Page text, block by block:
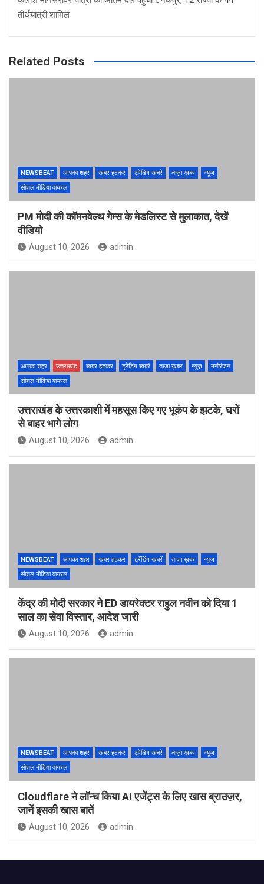
तीर्थयात्री शामिल
Related Posts
NEWSBEAT आपका शहर खबर हटकर ट्रेंडिंग खबरें ताज़ा ख़बर
न्यूज़
सोशल मीडिया वायरल
PM मोदी की कॉमनवेल्थ गेम्स के मेडलिस्ट से मुलाकात, देखें
वीडियो
August 10, 2026 admin
आपका शहर उत्तराखंड खबर हटकर ट्रेंडिंग खबरें ताज़ा ख़बर न्यूज़
मनोरंजन
सोशल मीडिया वायरल
उत्तराखंड के उत्तरकाशी में महसूस किए गए भूकंप के झटके, घरों
से बाहर भागे लोग
August 10, 2026 admin
NEWSBEAT आपका शहर खबर हटकर ट्रेंडिंग खबरें ताज़ा ख़बर
न्यूज़
सोशल मीडिया वायरल
केंद्र की मोदी सरकार ने ED डायरेक्टर राहुल नवीन को दिया 1
साल का सेवा विस्तार, आदेश जारी
August 10, 2026 admin
NEWSBEAT आपका शहर खबर हटकर ट्रेंडिंग खबरें ताज़ा ख़बर
न्यूज़
सोशल मीडिया वायरल
Cloudflare ने लॉन्च किया AI एजेंट्स के लिए खास ब्राउज़र,
जानें इसकी खास बातें
August 10, 2026 admin